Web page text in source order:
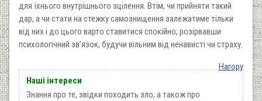
для їхнього внутрішнього зцілення. Втім, чи прийняти такий
дар, а чи стати на стежку самознищення залежатиме тільки
від них і до цього варто ставитися спокійно, розірвавши
психологічний зв’язок, будучи вільним від ненависті чи страху.
Нагору
Наші інтереси
Знання про те, звідки походить зло, а також про